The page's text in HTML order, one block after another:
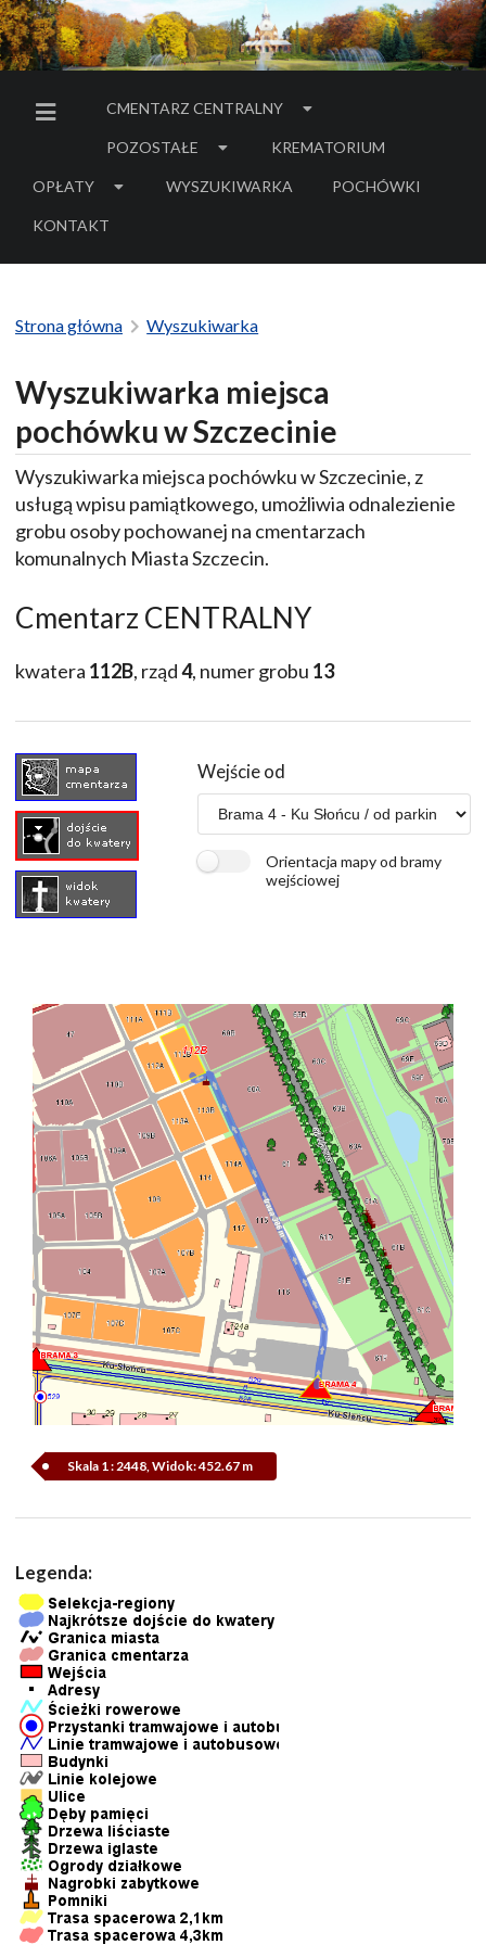
MENU BOCZNE
CMENTARZ CENTRALNY
POZOSTAŁE KREMATORIUM
OPŁATY WYSZUKIWARKA POCHÓWKI
- LINK DO SERWISU
KONTAKT
Strona główna Wyszukiwarka
Wyszukiwarka miejsca
pochówku w Szczecinie
Wyszukiwarka miejsca pochówku w Szczecinie, z
usługą wpisu pamiątkowego, umożliwia odnalezienie
grobu osoby pochowanej na cmentarzach
komunalnych Miasta Szczecin.
Cmentarz CENTRALNY
kwatera 112B, rząd4, numer grobu 13
Wejście od
Orientacja mapy od bramy
wejściowej
Skala 1 : 2448, Widok: 452.67 m
Legenda: